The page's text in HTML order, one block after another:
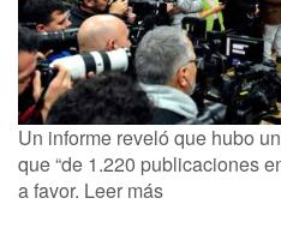
Un informe reveló que hubo
que “de 1.220 publicaciones
a favor. Leer más